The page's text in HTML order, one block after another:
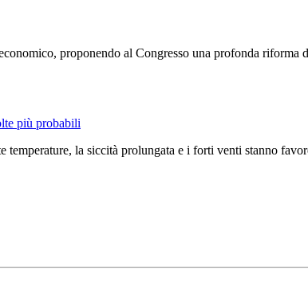
proponendo al Congresso una profonda riforma
più probabili
la siccità prolungata e i forti venti stanno